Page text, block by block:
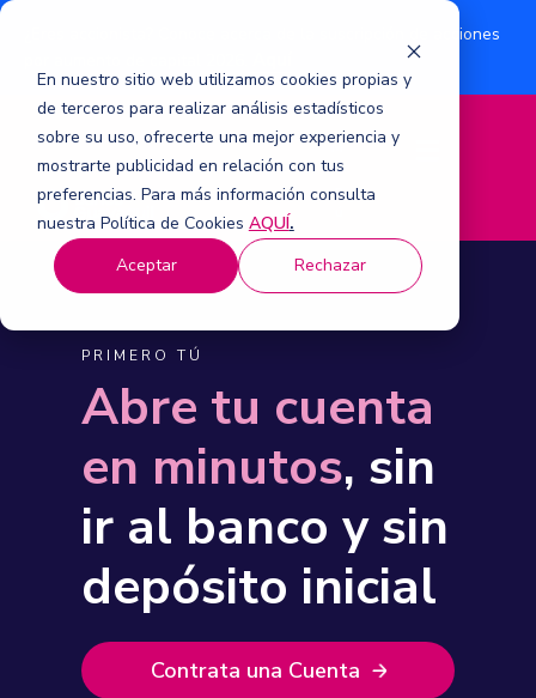
En nuestro sitio web utilizamos cookies propias y
de terceros para realizar análisis estadísticos
sobre su uso, ofrecerte una mejor experiencia y
mostrarte publicidad en relación con tus
preferencias. Para más información consulta
nuestra Política de Cookies AQUÍ.
Aceptar
Rechazar
¿Eres accionista? Conoce acerca de la suscripción de acciones
M
e
n
PRIMERO TÚ
Abre tu cuenta
en minutos, sin
ir al banco y sin
depósito inicial
Contrata una Cuenta